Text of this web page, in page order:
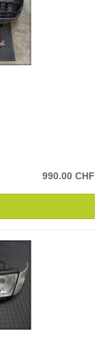
990.00 CHF